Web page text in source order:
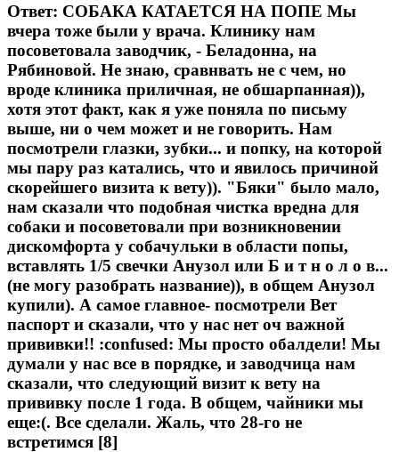
Ответ: СОБАКА КАТАЕТСЯ НА ПОПЕ Мы
вчера тоже были у врача. Клинику нам
посоветовала заводчик, - Беладонна, на
Рябиновой. Не знаю, сравнвать не с чем, но
вроде клиника приличная, не обшарпанная)),
хотя этот факт, как я уже поняла по письму
выше, ни о чем может и не говорить. Нам
посмотрели глазки, зубки... и попку, на которой
мы пару раз катались, что и явилось причиной
скорейшего визита к вету)). "Бяки" было мало,
нам сказали что подобная чистка вредна для
собаки и посоветовали при возникновении
дискомфорта у собачульки в области попы,
вставлять 1/5 свечки Анузол или Б и т н о л о в...
(не могу разобрать название)), в общем Анузол
купили). А самое главное- посмотрели Вет
паспорт и сказали, что у нас нет оч важной
прививки!! :confused: Мы просто обалдели! Мы
думали у нас все в порядке, и заводчица нам
сказали, что следующий визит к вету на
прививку после 1 года. В общем, чайники мы
еще:(. Все сделали. Жаль, что 28-го не
встретимся [8]